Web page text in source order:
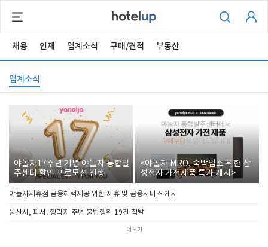
채용 인재 업계소식 구매/견적 부동산
업계소식
야놀자17주년 기념 야놀자 통합발
주센터 할인 프로모션 진행
<야놀자 MRO, 숙박업소 위한 삼
성전자 가전제품 특가 개시>
야놀자제휴점 금융혜택제공 위한 제휴 및 금융서비스 게시
울산시, 피서․행락지 주변 불법행위 19건 적발
더보기